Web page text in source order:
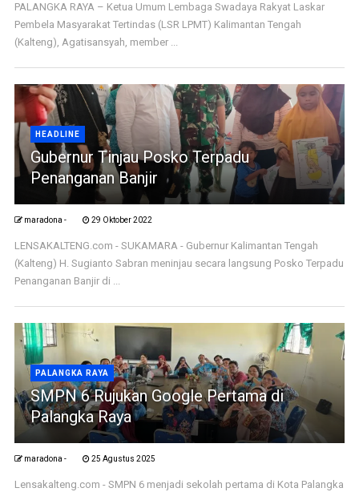
PALANGKA RAYA – Ketua Umum Lembaga Swadaya Rakyat Laskar
Pembela Masyarakat Tertindas (LSR LPMT) Kalimantan Tengah
(Kalteng), Agatisansyah, member ...
HEADLINE
Gubernur Tinjau Posko Terpadu
Penanganan Banjir
maradona - 29 Oktober 2022
LENSAKALTENG.com - SUKAMARA - Gubernur Kalimantan Tengah
(Kalteng) H. Sugianto Sabran meninjau secara langsung Posko Terpadu
Penanganan Banjir di ...
PALANGKA RAYA
SMPN 6 Rujukan Google Pertama di
Palangka Raya
maradona - 25 Agustus 2025
Lensakalteng.com - SMPN 6 menjadi sekolah pertama di Kota Palangka